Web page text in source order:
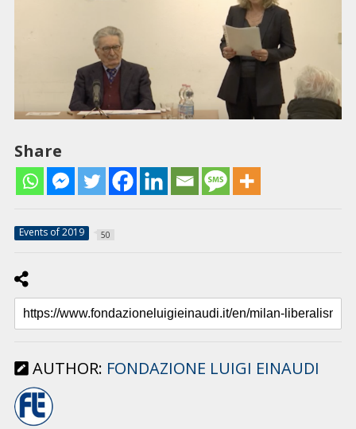
Share
Events of 2019 50
AUTHOR: FONDAZIONE LUIGI EINAUDI